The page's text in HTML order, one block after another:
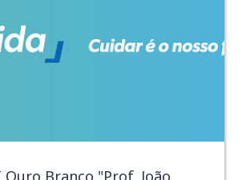
Ouro Branco "Prof. João